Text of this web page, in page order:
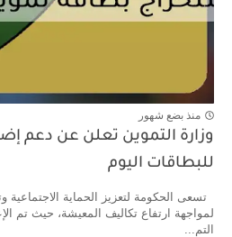
منذ بضع شهور
للبطاقات اليوم
تسعى الحكومة لتعزيز الحماية الاجتماعية
لمواجهة ارتفاع تكاليف المعيشة، حيث تم
التم...